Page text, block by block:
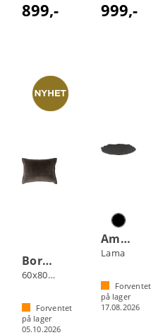
899,- 999,-
Borås Cotton Noor putetrekk
60x80 Brun
Forventet
på lager
05.10.2026
Amadora fat
Lama
Forventet
på lager
17.08.2026